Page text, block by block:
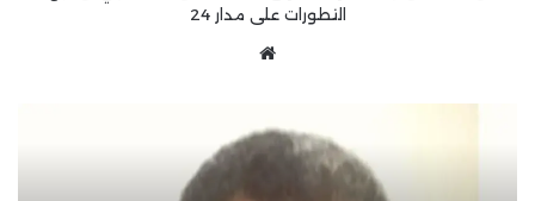
التطورات على مدار 24